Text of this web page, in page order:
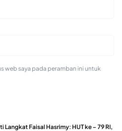
web saya pada peramban ini untuk
Langkat Faisal Hasrimy: HUT ke – 79 RI,